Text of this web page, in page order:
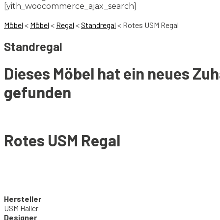
[yith_woocommerce_ajax_search]
Möbel < Möbel < Regal <Standregal < Rotes USM Regal
Standregal
Dieses Möbel hat ein neues
gefunden
Rotes USM Regal
Hersteller
USM Haller
Designer